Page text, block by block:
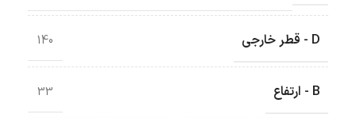
D - قطر خارجی 140
B - ارتفاع 33